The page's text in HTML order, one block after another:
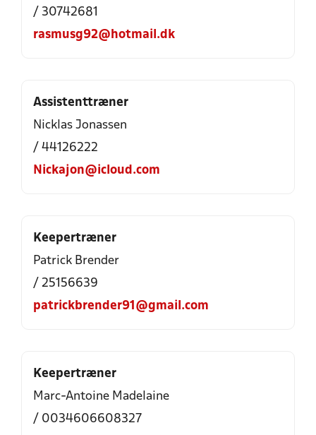
/ 30742681
rasmusg92@hotmail.dk
Assistenttræner
Nicklas Jonassen
/ 44126222
Nickajon@icloud.com
Keepertræner
Patrick Brender
/ 25156639
patrickbrender91@gmail.com
Keepertræner
Marc-Antoine Madelaine
/ 0034606608327